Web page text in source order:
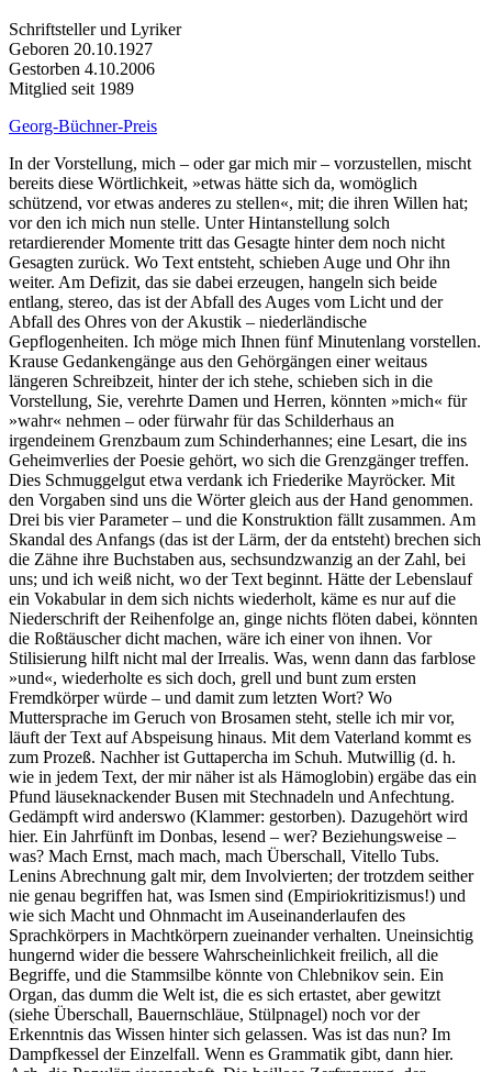
Schriftsteller und Lyriker
Geboren 20.10.1927
Gestorben 4.10.2006
Mitglied seit 1989
Georg-Büchner-Preis
In der Vorstellung, mich – oder gar mich mir – vorzustellen, mischt
bereits diese Wörtlichkeit, »etwas hätte sich da, womöglich
schützend, vor etwas anderes zu stellen«, mit; die ihren Willen hat;
vor den ich mich nun stelle. Unter Hintanstellung solch
retardierender Momente tritt das Gesagte hinter dem noch nicht
Gesagten zurück. Wo Text entsteht, schieben Auge und Ohr ihn
weiter. Am Defizit, das sie dabei erzeugen, hangeln sich beide
entlang, stereo, das ist der Abfall des Auges vom Licht und der
Abfall des Ohres von der Akustik – niederländische
Gepflogenheiten. Ich möge mich Ihnen fünf Minutenlang vorstellen.
Krause Gedankengänge aus den Gehörgängen einer weitaus
längeren Schreibzeit, hinter der ich stehe, schieben sich in die
Vorstellung, Sie, verehrte Damen und Herren, könnten »mich« für
»wahr« nehmen – oder fürwahr für das Schilderhaus an
irgendeinem Grenzbaum zum Schinderhannes; eine Lesart, die ins
Geheimverlies der Poesie gehört, wo sich die Grenzgänger treffen.
Dies Schmuggelgut etwa verdank ich Friederike Mayröcker. Mit
den Vorgaben sind uns die Wörter gleich aus der Hand genommen.
Drei bis vier Parameter – und die Konstruktion fällt zusammen. Am
Skandal des Anfangs (das ist der Lärm, der da entsteht) brechen sich
die Zähne ihre Buchstaben aus, sechsundzwanzig an der Zahl, bei
uns; und ich weiß nicht, wo der Text beginnt. Hätte der Lebenslauf
ein Vokabular in dem sich nichts wiederholt, käme es nur auf die
Niederschrift der Reihenfolge an, ginge nichts flöten dabei, könnten
die Roßtäuscher dicht machen, wäre ich einer von ihnen. Vor
Stilisierung hilft nicht mal der Irrealis. Was, wenn dann das farblose
»und«, wiederholte es sich doch, grell und bunt zum ersten
Fremdkörper würde – und damit zum letzten Wort? Wo
Muttersprache im Geruch von Brosamen steht, stelle ich mir vor,
läuft der Text auf Abspeisung hinaus. Mit dem Vaterland kommt es
zum Prozeß. Nachher ist Guttapercha im Schuh. Mutwillig (d. h.
wie in jedem Text, der mir näher ist als Hämoglobin) ergäbe das ein
Pfund läuseknackender Busen mit Stechnadeln und Anfechtung.
Gedämpft wird anderswo (Klammer: gestorben). Dazugehört wird
hier. Ein Jahrfünft im Donbas, lesend – wer? Beziehungsweise –
was? Mach Ernst, mach mach, mach Überschall, Vitello Tubs.
Lenins Abrechnung galt mir, dem Involvierten; der trotzdem seither
nie genau begriffen hat, was Ismen sind (Empiriokritizismus!) und
wie sich Macht und Ohnmacht im Auseinanderlaufen des
Sprachkörpers in Machtkörpern zueinander verhalten. Uneinsichtig
hungernd wider die bessere Wahrscheinlichkeit freilich, all die
Begriffe, und die Stammsilbe könnte von Chlebnikov sein. Ein
Organ, das dumm die Welt ist, die es sich ertastet, aber gewitzt
(siehe Überschall, Bauernschläue, Stülpnagel) noch vor der
Erkenntnis das Wissen hinter sich gelassen. Was ist das nun? Im
Dampfkessel der Einzelfall. Wenn es Grammatik gibt, dann hier.